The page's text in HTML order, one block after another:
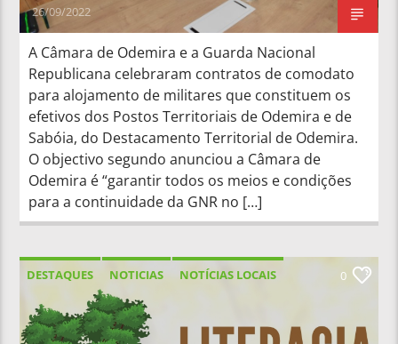
26/09/2022
A Câmara de Odemira e a Guarda Nacional
Republicana celebraram contratos de comodato
para alojamento de militares que constituem os
efetivos dos Postos Territoriais de Odemira e de
Sabóia, do Destacamento Territorial de Odemira.
O objectivo segundo anunciou a Câmara de
Odemira é “garantir todos os meios e condições
para a continuidade da GNR no […]
DESTAQUES NOTICIAS
NOTÍCIAS LOCAIS
NOTÍCIAS NACIONAIS
0